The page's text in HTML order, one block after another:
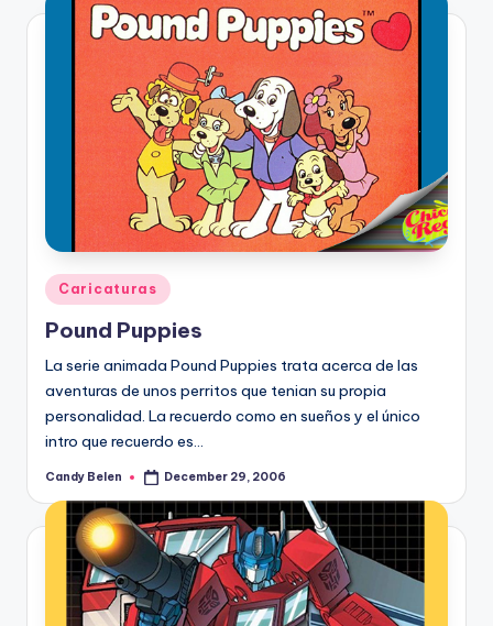
Posted
in
Caricaturas
Pound Puppies
La serie animada Pound Puppies trata acerca de las
aventuras de unos perritos que tenian su propia
personalidad. La recuerdo como en sueños y el único
intro que recuerdo es…
Posted
Candy Belen December 29, 2006